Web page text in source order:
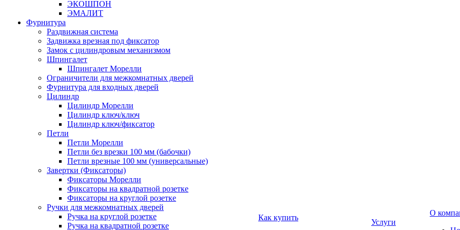
ЭКОШПОН
ЭМАЛИТ
Фурнитура
Раздвижная система
Задвижка врезная под фиксатор
Замок с цилиндровым механизмом
Шпингалет
Шпингалет Морелли
Ограничители для межкомнатных дверей
Фурнитура для входных дверей
Цилиндр
Цилиндр Морелли
Цилиндр ключ/ключ
Цилиндр ключ/фиксатор
Петли
Петли Морелли
Петли без врезки 100 мм (бабочки)
Петли врезные 100 мм (универсальные)
Завертки (Фиксаторы)
Фиксаторы Морелли
Фиксаторы на квадратной розетке
Фиксаторы на круглой розетке
Ручки для межкомнатных дверей
Ручка на круглой розетке
Ручка на квадратной розетке
Как купить
Услуги
О